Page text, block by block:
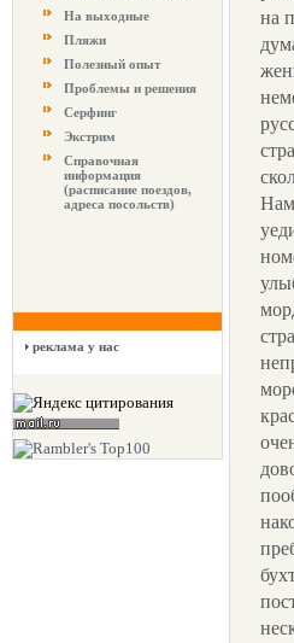
На выходные
Пляжи
Полезный опыт
Проблемы и решения
Серфинг
Экстрим
Справочная
информация
(расписание поездов,
адреса посольств)
реклама у нас
на
Нам